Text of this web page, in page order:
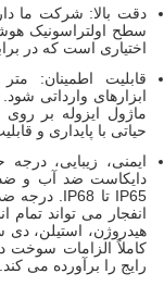
دقت بالا: شرکت ما
اختیاری است که در
قابلیت اطمینان:
ابزارهای وارداتی
ماژول ایزوله بر روی
حیاتی با پایداری و
ایمنی، زیبایی، درجه
دایکاست ضد آب و ضد
انفجار می تواند تمام
هیدروژن، استیلن، دی
کاملاً الزامات سوخت
رایج را برآورده می کند.